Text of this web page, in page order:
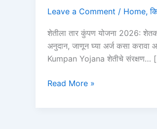
Leave a Comment / Home,
शेतीला तार कुंपण योजना 2026:
अनुदान, जाणून घ्या अर्ज कसा करावा
Kumpan Yojana शेतीचे संरक्षण…
शेतीला
Read More »